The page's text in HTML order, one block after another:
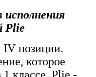
исполнения
Plie
позиции.
которое